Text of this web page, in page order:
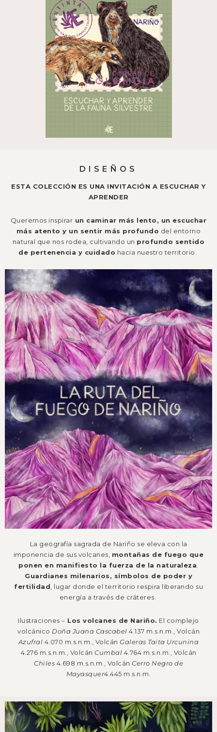
DISEÑOS
ESTA COLECCIÓN ES UNA INVITACIÓN A ESCUCHAR Y
APRENDER
Queremos inspirar un caminar más lento, un escuchar
más atento y un sentir más profundo del entorno
natural que nos rodea, cultivando un profundo sentido
de pertenencia y cuidado hacia nuestro territorio.
La geografía sagrada de Nariño se eleva con la
imponencia de sus volcanes, montañas de fuego que
ponen en manifiesto la fuerza de la naturaleza.
Guardianes milenarios, símbolos de poder y
fertilidad, lugar donde el territorio respira liberando su
energía a través de cráteres.
Ilustraciones – Los volcanes de Nariño. El complejo
volcánico Doña Juana Cascabel 4.137 m.s.n.m., Volcán
Azufral 4.070 m.s.n.m., VolcánGaleras Taita Urcunina
4.276 m.s.n.m., Volcán Cumbal 4.764 m.s.n.m., Volcán
Chiles 4.698 m.s.n.m., Volcán Cerro Negro de
Mayasquer4.445 m.s.n.m.